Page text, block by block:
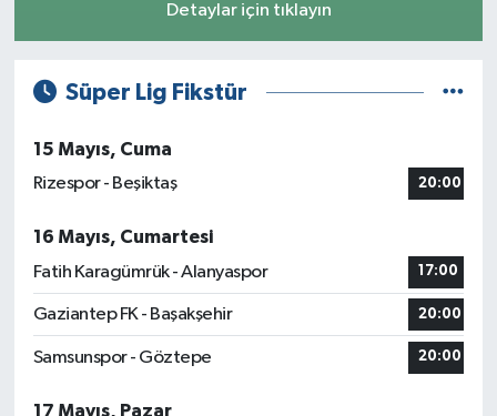
Detaylar için tıklayın
Süper Lig Fikstür
15 Mayıs, Cuma
Rizespor - Beşiktaş
20:00
16 Mayıs, Cumartesi
Fatih Karagümrük - Alanyaspor
17:00
Gaziantep FK - Başakşehir 20:00
Samsunspor - Göztepe 20:00
17 Mayıs, Pazar